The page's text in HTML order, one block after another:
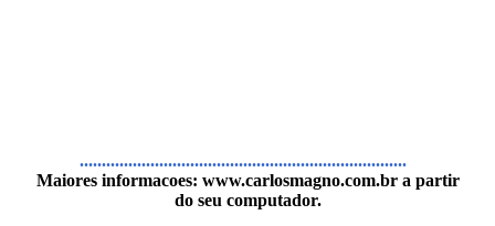
..........................................................................
Maiores informacoes: www.carlosmagno.com.bra partir
do seu computador.